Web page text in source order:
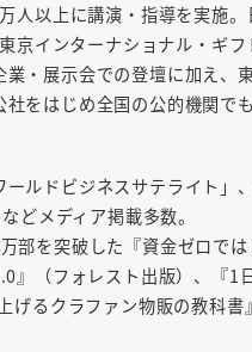
人以上に講演・指導を実施。
京インターナショナル・ギフ
業・展示会での登壇に加え、
社をはじめ全国の公的機関で
ールドビジネスサテライト」
どメディア掲載多数。
部を突破した『資金ゼロでは
』（フォレスト出版）、『1
げるクラファン物販の教科書